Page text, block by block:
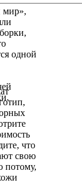
мир»,
одной
что
свою
потому,